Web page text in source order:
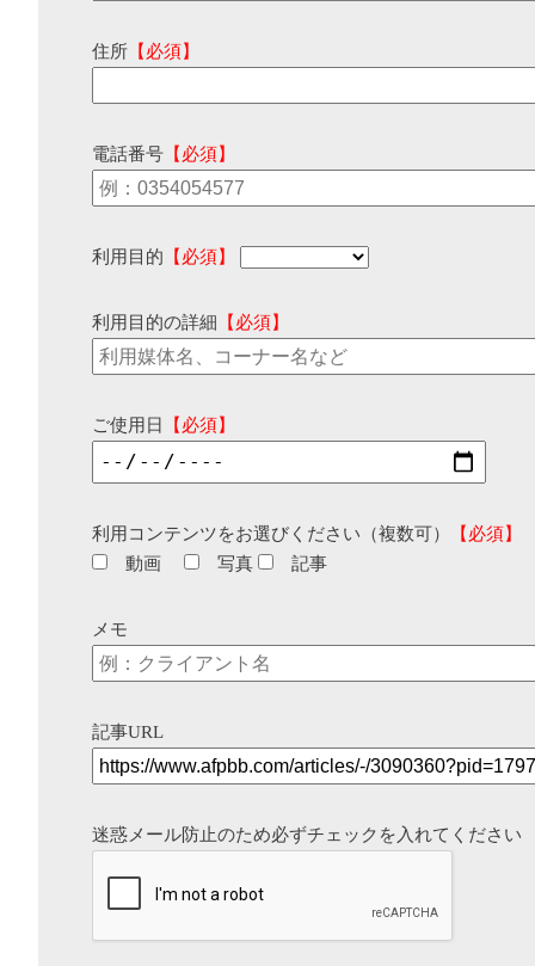
住所 【必須】
電話番号 【必須】
利用目的 【必須】
利用目的の詳細 【必須】
ご使用日 【必須】
利用コンテンツをお選びください（複数可）
【必須】
動画
写真 記事
メモ
記事URL
迷惑メール防止のため必ずチェックを入れてください